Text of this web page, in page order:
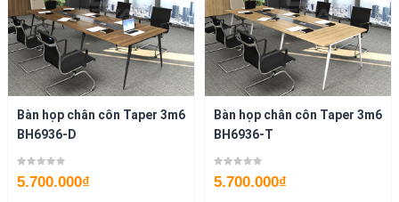
Bàn họp chân côn Taper 3m6
BH6936-D
5.700.000₫
Bàn họp chân côn Taper 3m6
BH6936-T
5.700.000₫